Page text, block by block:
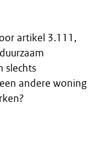
artikel 3.111,
slechts
andere woning